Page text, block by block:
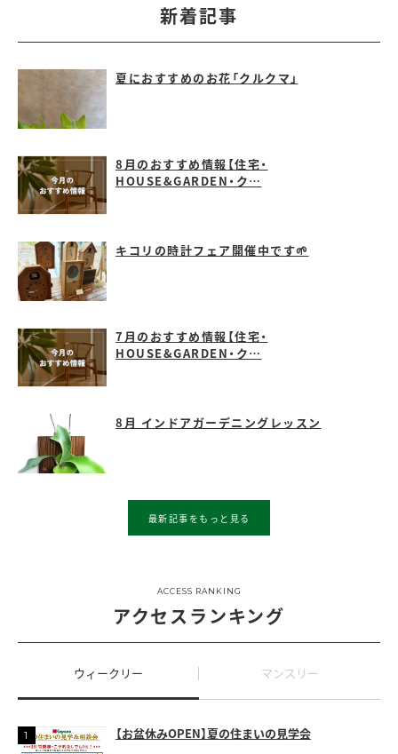
新着記事
夏におすすめのお花「クルクマ」
8月のおすすめ情報【住宅・
HOUSE&GARDEN・ク…
キコリの時計フェア開催中です🌱
7月のおすすめ情報【住宅・
HOUSE&GARDEN・ク…
8月 インドアガーデニングレッスン
最新記事をもっと見る
ACCESS RANKING
アクセスランキング
ウィークリー マンスリー
【お盆休みOPEN】夏の住まいの見学会